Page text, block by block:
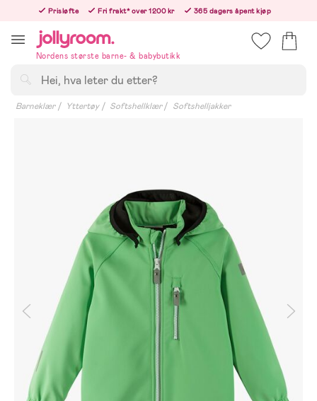
innehållet
Prisløfte Fri frakt* over 1200 kr
365 dagers åpent kjøp
Nordens største barne- & babybutikk
Barneklær Yttertøy Softshellklær Softshelljakker